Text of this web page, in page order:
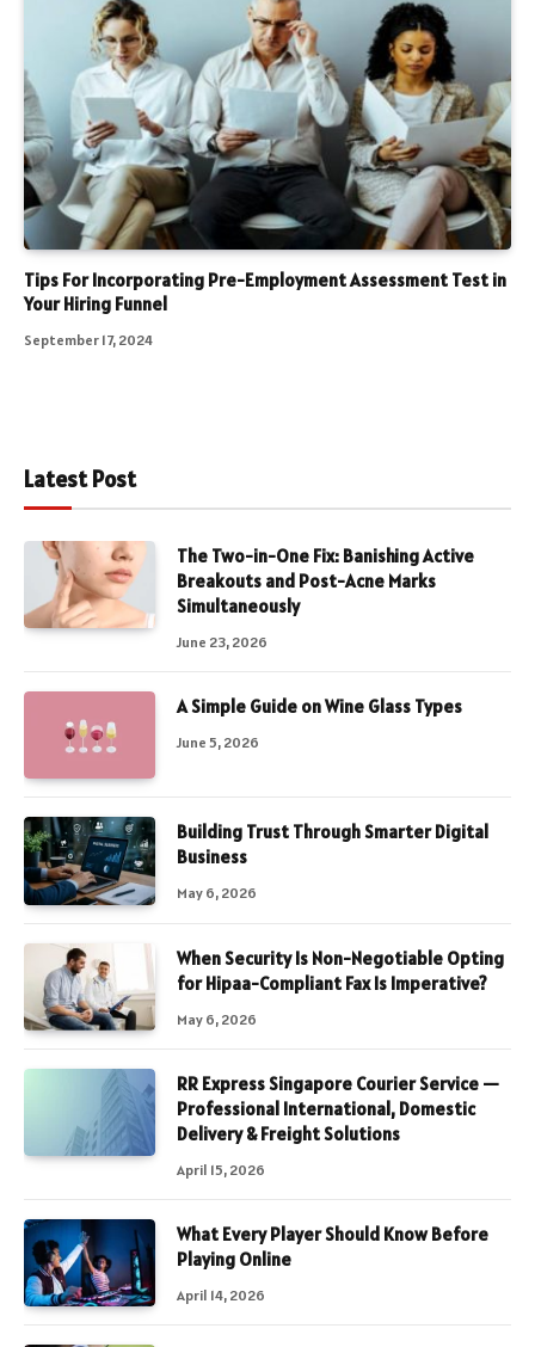
Tips For Incorporating Pre-Employment Assessment Test in
Your Hiring Funnel
September 17, 2024
Latest Post
The Two-in-One Fix: Banishing Active
Breakouts and Post-Acne Marks
Simultaneously
June 23, 2026
A Simple Guide on Wine Glass Types
June 5, 2026
Building Trust Through Smarter Digital
Business
May 6, 2026
When Security Is Non-Negotiable Opting
for Hipaa-Compliant Fax Is Imperative?
May 6, 2026
RR Express Singapore Courier Service —
Professional International, Domestic
Delivery & Freight Solutions
April 15, 2026
What Every Player Should Know Before
Playing Online
April 14, 2026